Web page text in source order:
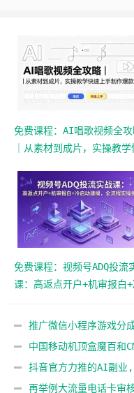
免费课程：AI唱歌视频全
｜从素材到成片，实操教学
免费课程：视频号ADQ投流
课：高返点开户+机审报白
推广微信小程序游戏分
中国移动机顶盒魔百和
器
抖音官方力推的AI副业
靠它变现
再举例大流量电话卡审